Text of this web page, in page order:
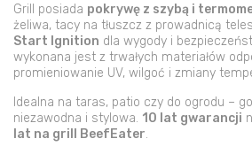
Grill posiada pokrywę z szybą i
żeliwa, tacy na tłuszcz z prowadnicą
Start Ignition dla wygody i
wykonana jest z trwałych materiałów
promieniowanie UV, wilgoć i zmiany
Idealna na taras, patio czy do ogrodu –
niezawodna i stylowa. 10 lat gwarancji
lat na grill BeefEater.